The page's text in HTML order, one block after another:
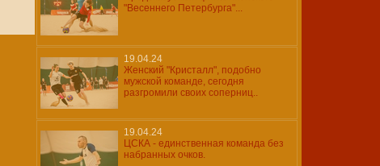
"Весеннего Петербурга"...
19.04.24
Женский "Кристалл", подобно
мужской команде, сегодня
разгромили своих соперниц..
19.04.24
ЦСКА - единственная команда без
набранных очков.